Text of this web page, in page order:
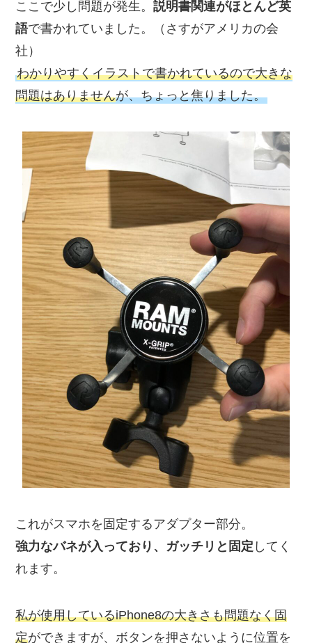
ここで少し問題が発生。説明書関連がほとんど英
語で書かれていました。（さすがアメリカの会
社）
わかりやすくイラストで書かれているので大きな
問題はありませんが、ちょっと焦りました。
これがスマホを固定するアダプター部分。
強力なバネが入っており、ガッチリと固定 してく
れます。
私が使用しているiPhone8の大きさも問題なく固
定ができますが、ボタンを押さないように位置を